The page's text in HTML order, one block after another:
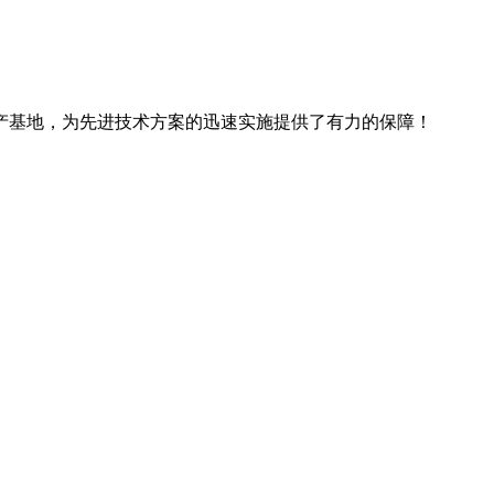
地，为先进技术方案的迅速实施提供了有力的保障！